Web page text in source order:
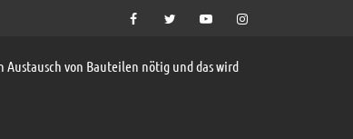
von Bauteilen nötig und das wird